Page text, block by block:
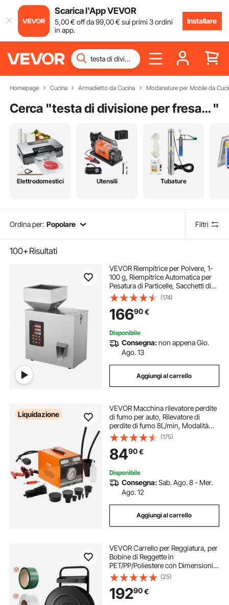
Scarica l'App VEVOR
5,00€ off da99,00€ sui primi 3 ordini
in app.
Installare
Homepage Cucina Armadietto da Cucina Modanature per Mobile da
Cerca " testa di divisione per fresatrice "
Elettrodomestici Utensili Tubature
Ordina per: Popolare Filtri
100+Risultati
VEVOR Riempitrice per Polvere, 1-
100 g, Riempitrice Automatica per
Pesatura di Particelle, Sacchetti di
Bottiglia Riempitrice di Polvere
Dispenser di Particelle per Semi di
Tè Grani Polvere Farina
(174)
16690€
Disponibile
Consegna:non appena Gio.
Ago. 13
Aggiungi al carrello
Liquidazione
VEVOR Macchina rilevatore perdite
di fumo per auto, Rilevatore di
perdite di fumo 8L/min, Modalità
aria e modalità fumo, Rilevatore di
perdite con manometro pompe ad
aria, Tester diagnostico auto
(175)
8490€
Disponibile
Consegna:Sab. Ago. 8 - Mer.
Ago. 12
Aggiungi al carrello
VEVOR Carrello per Reggiatura, per
Bobine di Reggette in
PET/PP/Poliestere con Dimensioni
del Nucleo di 20,3/40,6 cm,
Distributore di Reggette Dotato di
Sistema Frenante Aggiornato
Vassoio Integrato
(25)
19290€